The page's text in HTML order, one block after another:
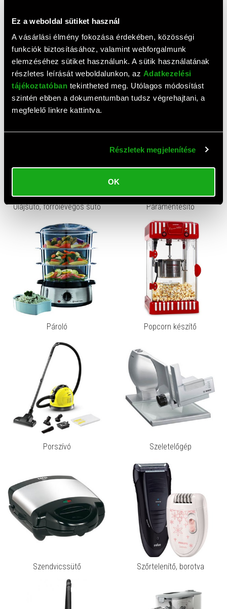
Ez a weboldal sütiket használ
A vásárlási élmény fokozása érdekében, közösségi
funkciók biztosításához, valamint webforgalmunk
elemzéséhez sütiket használunk. A sütik használatának
részletes leírását weboldalunkon, az Adatkezelési
tájékoztatóban tekintheted meg. Utólagos módosítást
szintén ebben a dokumentumban tudsz végrehajtani, a
megfelelő linkre kattintva.
Részletek megjelenítése
OK
Mikrohullámú sütő Morzsaporszívó
Olajsütő, forrólevegős sütő Páramentesítő
Pároló Popcorn készítő
Porszívó Szeletelőgép
Szendvicssütő Szőrtelenítő, borotva